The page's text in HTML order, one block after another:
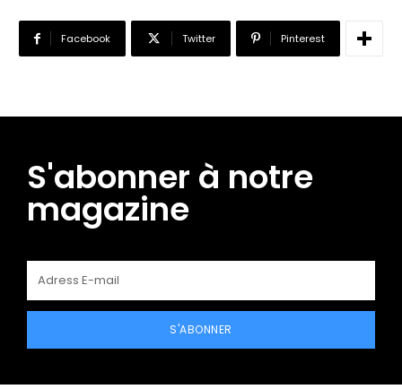
Facebook Twitter Pinterest
S'abonner à notre
magazine
S'ABONNER